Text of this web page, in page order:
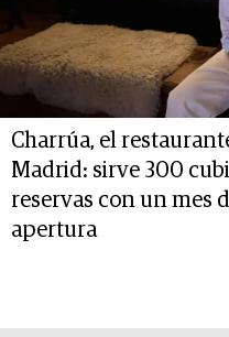
Charrúa, el
Madrid: sirve 300
reservas con un mes
apertura